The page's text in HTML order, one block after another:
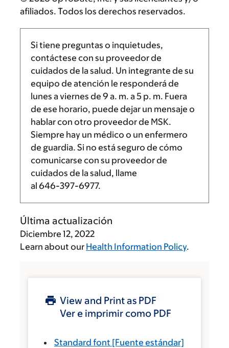
afiliados. Todos los derechos reservados.
Si tiene preguntas o inquietudes,
contáctese con su proveedor de
cuidados de la salud. Un integrante de su
equipo de atención le responderá de
lunes a viernes de 9 a. m. a5 p. m. Fuera
de ese horario, puede dejar un mensaje o
hablar con otro proveedor de MSK.
Siempre hay un médico o un enfermero
de guardia. Si no está seguro de cómo
comunicarse con su proveedor de
cuidados de la salud, llame
al 646-397-6977.
Última actualización
Diciembre 12, 2022
Learn about our Health Information Policy.
View and Print as PDF
Ver e imprimir como PDF
Standard font [Fuente estándar]